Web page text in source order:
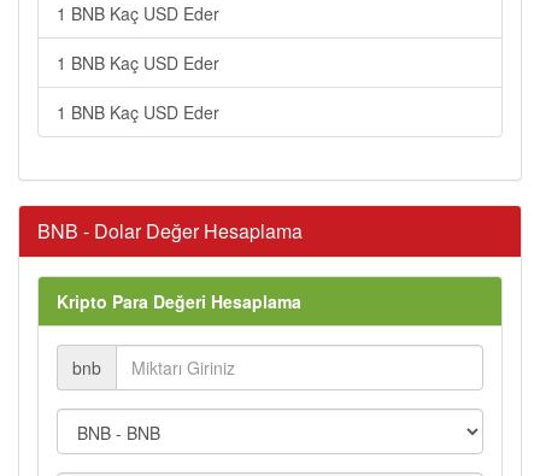
1 BNB Kaç USD Eder
1 BNB Kaç USD Eder
1 BNB Kaç USD Eder
BNB - Dolar Değer Hesaplama
Kripto Para Değeri Hesaplama
bnb